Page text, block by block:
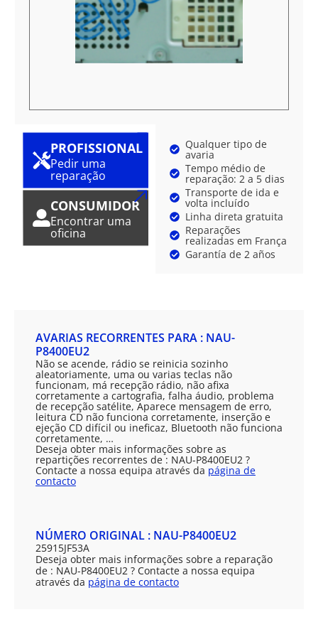
PROFISSIONAL
Pedir uma
reparação
CONSUMIDOR
Encontrar uma
oficina
Qualquer tipo de
avaria
Tempo médio de
reparação: 2 a 5 dias
Transporte de ida e
volta incluído
Linha direta gratuita
Reparações
realizadas em França
Garantía de 2 años
AVARIAS RECORRENTES PARA : NAU-
P8400EU2
Não se acende, rádio se reinicia sozinho
aleatoriamente, uma ou varias teclas não
funcionam, má recepção rádio, não afixa
corretamente a cartografia, falha áudio, problema
de recepção satélite, Aparece mensagem de erro,
leitura CD não funciona corretamente, inserção e
ejeção CD difícil ou ineficaz, Bluetooth não funciona
corretamente, …
Deseja obter mais informações sobre as
repartições recorrentes de : NAU-P8400EU2 ?
Contacte a nossa equipa através da página de
contacto
NÚMERO ORIGINAL : NAU-P8400EU2
25915JF53A
Deseja obter mais informações sobre a reparação
de : NAU-P8400EU2 ? Contacte a nossa equipa
através da página de contacto